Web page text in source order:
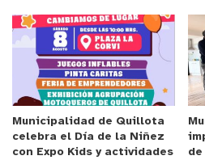
especie sustraída, avaluada
y tú, ¿qué opinas?
Municipalidad de Quillota
celebra el Día de la Niñez
con Expo Kids y actividades